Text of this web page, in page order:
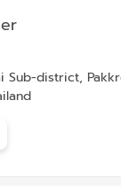
Sub-district,